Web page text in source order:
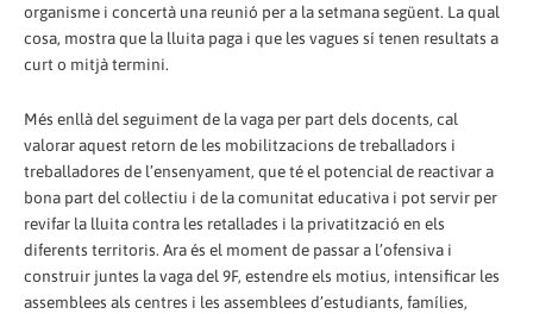
organisme i concertà una reunió per a la setmana següent. La qual
cosa, mostra que la lluita paga i que les vagues sí tenen resultats a
curt o mitjà termini.
Més enllà del seguiment de la vaga per part dels docents, cal
valorar aquest retorn de les mobilitzacions de treballadors i
treballadores de l’ensenyament, que té el potencial de reactivar a
bona part del col·lectiu i de la comunitat educativa i pot servir per
revifar la lluita contra les retallades i la privatització en els
diferents territoris. Ara és el moment de passar a l’ofensiva i
construir juntes la vaga del 9F, estendre els motius, intensificar les
assemblees als centres i les assemblees d’estudiants, famílies,